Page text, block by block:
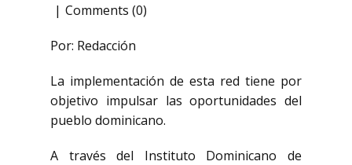
Comments (0)
Por: Redacción
La implementación de esta red tiene por
objetivo impulsar las oportunidades del
pueblo dominicano.
A través del Instituto Dominicano de